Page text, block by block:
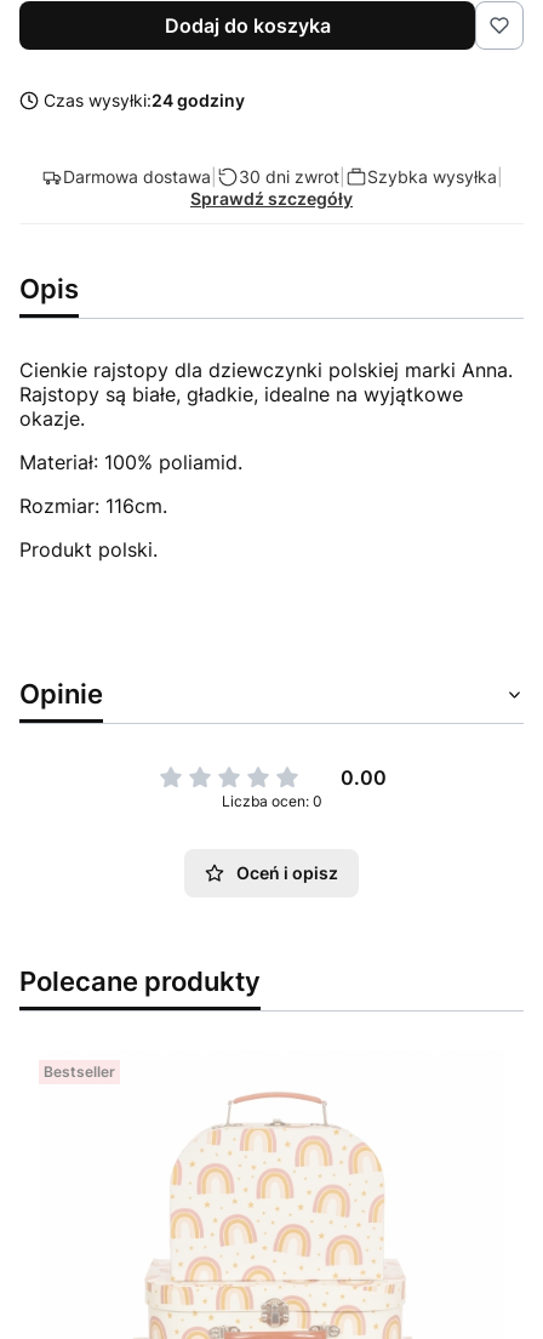
Dodaj do koszyka
Czas wysyłki:24 godziny
Darmowa dostawa 30 dni zwrot| Szybka wysyłka
Sprawdź szczegóły
Opis
Cienkie rajstopy dla dziewczynki polskiej marki Anna.
Rajstopy są białe, gładkie, idealne na wyjątkowe
okazje.
Materiał: 100% poliamid.
Rozmiar: 116cm.
Produkt polski.
Opinie
0.00
Liczba ocen: 0
Oceń i opisz
Polecane produkty
Bestseller